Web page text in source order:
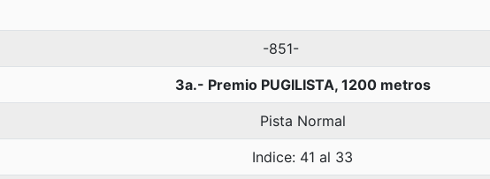
-851-
3a.- Premio PUGILISTA, 1200 metros
Pista Normal
Indice: 41 al 33